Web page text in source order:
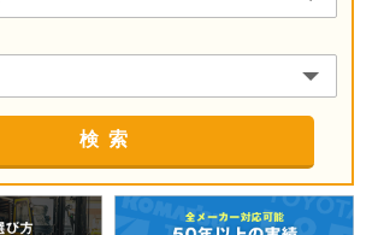
検索